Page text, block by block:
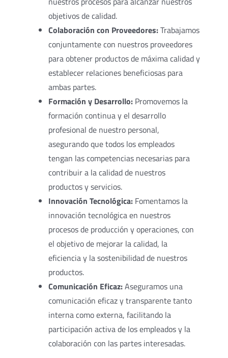
objetivos de calidad.
Colaboración con Proveedores:Trabajamos
conjuntamente con nuestros proveedores
para obtener productos de máxima calidad y
establecer relaciones beneficiosas para
ambas partes.
Formación y Desarrollo: Promovemos la
formación continua y el desarrollo
profesional de nuestro personal,
asegurando que todos los empleados
tengan las competencias necesarias para
contribuir a la calidad de nuestros
productos y servicios.
Innovación Tecnológica: Fomentamos la
innovación tecnológica en nuestros
procesos de producción y operaciones, con
el objetivo de mejorar la calidad, la
eficiencia y la sostenibilidad de nuestros
productos.
Comunicación Eficaz:Aseguramos una
comunicación eficaz y transparente tanto
interna como externa, facilitando la
participación activa de los empleados y la
colaboración con las partes interesadas.